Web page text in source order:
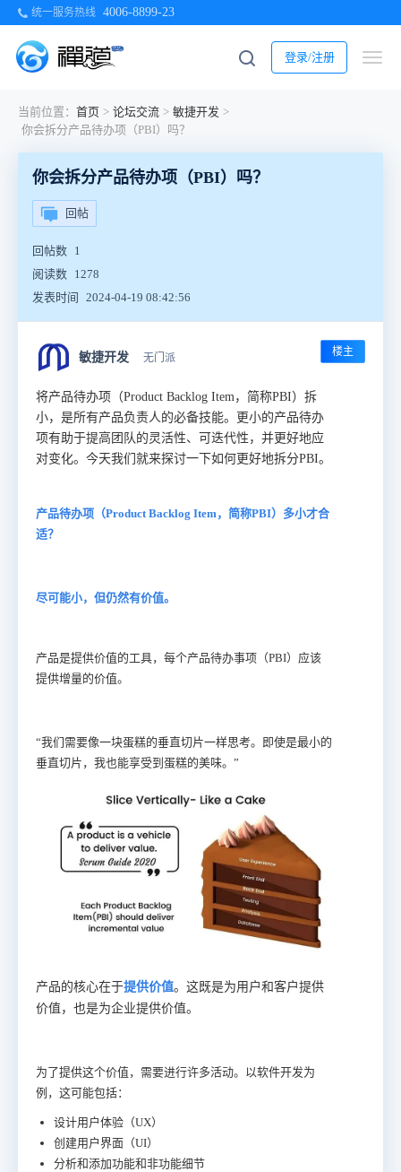
统一服务热线 4006-8899-23
登录/注册
当前位置： 首页 > 论坛交流 > 敏捷开发 >
你会拆分产品待办项（PBI）吗？
你会拆分产品待办项（PBI）吗？
回帖
回帖数 1
阅读数 1278
发表时间
2024-04-19 08:42:56
敏捷开发 无门派 楼主
将产品待办项（Product Backlog Item，简称PBI）拆
小，是所有产品负责人的必备技能。更小的产品待办
项有助于提高团队的灵活性、可迭代性，并更好地应
对变化。今天我们就来探讨一下如何更好地拆分PBI。
产品待办项（Product Backlog Item，简称PBI）多小才合
适？
尽可能小，但仍然有价值。
产品是提供价值的工具，每个产品待办事项（PBI）应该
提供增量的价值。
“我们需要像一块蛋糕的垂直切片一样思考。即使是最小的
垂直切片，我也能享受到蛋糕的美味。”
产品的核心在于提供价值。这既是为用户和客户提供
价值，也是为企业提供价值。
为了提供这个价值，需要进行许多活动。以软件开发为
例，这可能包括：
设计用户体验（UX）
创建用户界面（UI）
分析和添加功能和非功能细节